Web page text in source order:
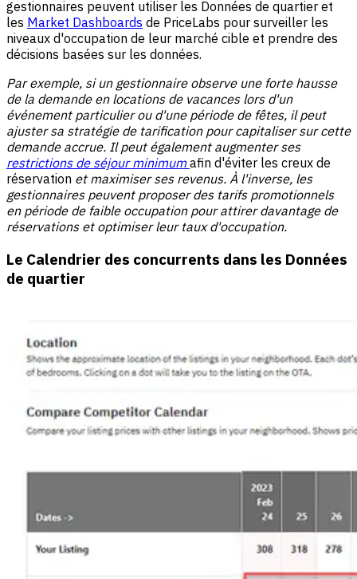
gestionnaires peuvent utiliser les Données de quartier et
les Market Dashboards de PriceLabs pour surveiller les
niveaux d'occupation de leur marché cible et prendre des
décisions basées sur les données.
Par exemple, si un gestionnaire observe une forte hausse
de la demande en locations de vacances lors d'un
événement particulier ou d'une période de fêtes, il peut
ajuster sa stratégie de tarification pour capitaliser sur cette
demande accrue. Il peut également augmenter ses
restrictions de séjour minimumafin d'éviter les creux de
réservation et maximiser ses revenus. À l'inverse, les
gestionnaires peuvent proposer des tarifs promotionnels
en période de faible occupation pour attirer davantage de
réservations et optimiser leur taux d'occupation.
Le Calendrier des concurrents dans les Données
de quartier